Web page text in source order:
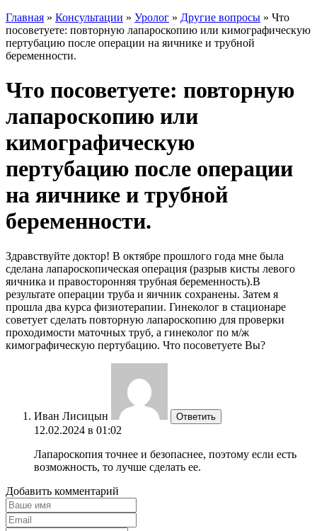
Главная » Консультации » Уролог » Другие вопросы » Что
посоветуете: повторную лапароскопию или кимографическую
пертубацию после операции на яичнике и трубной
беременности.
Что посоветуете: повторную
лапароскопию или
кимографическую
пертубацию после операции
на яичнике и трубной
беременности.
Здравствуйте доктор! В октябре прошлого года мне была
сделана лапароскопическая операция (разрыв кисты левого
яичника и правосторонняя трубная беременность).В
результате операции труба и яичник сохранены. Затем я
прошла два курса физиотерапии. Гинеколог в стационаре
советует сделать повторную лапароскопию для проверки
проходимости маточных труб, а гинеколог по м/ж
кимографическую пертубацию. Что посоветуете Вы?
Иван Лисицын Ответить
12.02.2024 в 01:02
Лапароскопия точнее и безопаснее, поэтому если есть
возможность, то лучше сделать ее.
Добавить комментарий